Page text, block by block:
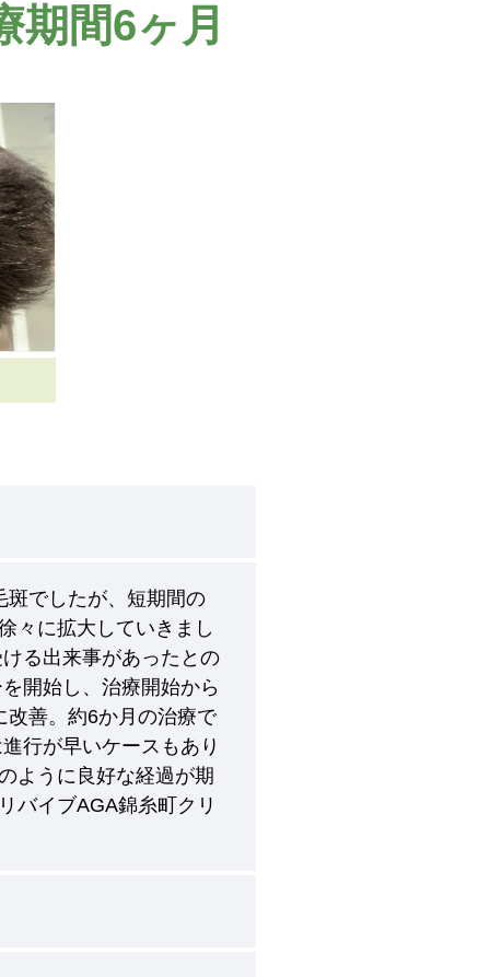
期間6ヶ月
斑でしたが、短期間の
々に拡大していきまし
る出来事があったとの
開始し、治療開始から
善。約6か月の治療で
行が早いケースもあり
ように良好な経過が期
バイブAGA錦糸町クリ